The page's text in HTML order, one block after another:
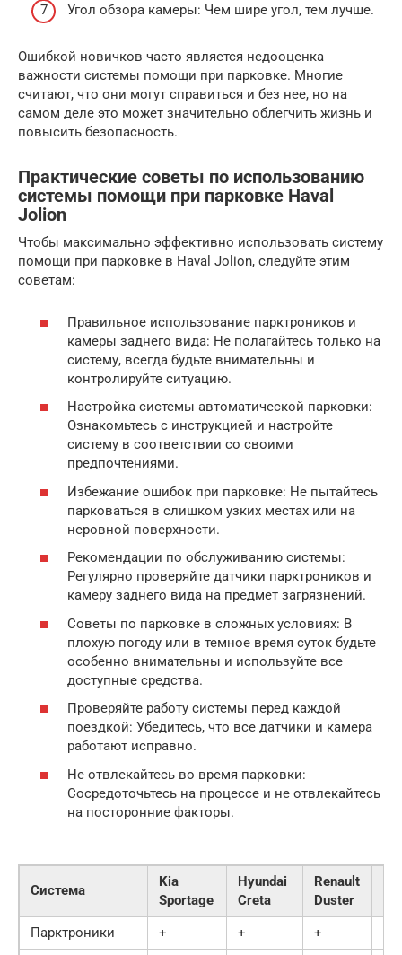
Угол обзора камеры: Чем шире угол, тем лучше.
Ошибкой новичков часто является недооценка
важности системы помощи при парковке. Многие
считают, что они могут справиться и без нее, но на
самом деле это может значительно облегчить жизнь и
повысить безопасность.
Практические советы по использованию
системы помощи при парковке Haval
Jolion
Чтобы максимально эффективно использовать систему
помощи при парковке в Haval Jolion, следуйте этим
советам:
Правильное использование парктроников и
камеры заднего вида: Не полагайтесь только на
систему, всегда будьте внимательны и
контролируйте ситуацию.
Настройка системы автоматической парковки:
Ознакомьтесь с инструкцией и настройте
систему в соответствии со своими
предпочтениями.
Избежание ошибок при парковке: Не пытайтесь
парковаться в слишком узких местах или на
неровной поверхности.
Рекомендации по обслуживанию системы:
Регулярно проверяйте датчики парктроников и
камеру заднего вида на предмет загрязнений.
Советы по парковке в сложных условиях: В
плохую погоду или в темное время суток будьте
особенно внимательны и используйте все
доступные средства.
Проверяйте работу системы перед каждой
поездкой: Убедитесь, что все датчики и камера
работают исправно.
Не отвлекайтесь во время парковки:
Сосредоточьтесь на процессе и не отвлекайтесь
на посторонние факторы.
Система
Kia
Sportage
Hyundai
Creta
Renault
Duster
Парктроники
+ + +